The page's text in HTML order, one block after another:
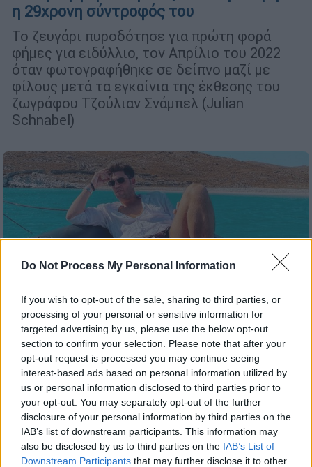
Do Not Process My Personal Information
If you wish to opt-out of the sale, sharing to third parties, or
processing of your personal or sensitive information for
targeted advertising by us, please use the below opt-out
section to confirm your selection. Please note that after your
opt-out request is processed you may continue seeing
interest-based ads based on personal information utilized by
us or personal information disclosed to third parties prior to
your opt-out. You may separately opt-out of the further
disclosure of your personal information by third parties on the
IAB’s list of downstream participants. This information may
also be disclosed by us to third parties on the IAB’s List of
Downstream Participants that may further disclose it to other
η 29χρονη σύντροφός του
Το ζευγάρι πυροδότησε για πρώτη φορά
φήμες για ειδύλλιο, τον Απρίλιο του 2022
όταν φωτογραφήθηκε σε δείπνο μαζί με
φίλους μετά τα εγκαίνια της έκθεσης του
ζωγράφου Τζούλιαν Σνάμπελ (Julian
Schnabel)
Lifestyle|23.02.2023 11:46
Κωνσταντίνος Δρούλιας: Θα γίνει πρώτη
φορά μπαμπάς και αποκάλυψε το φύλο
του μωρού
Την πιο όμορφη περίοδο της ζωής τους